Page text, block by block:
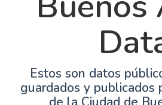
Estos son datos
guardados y publicados